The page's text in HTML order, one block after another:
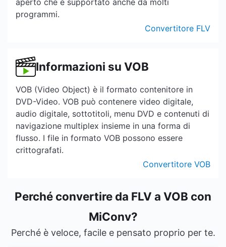
aperto che è supportato anche da molti
programmi.
Convertitore FLV
Informazioni su VOB
VOB (Video Object) è il formato contenitore in
DVD-Video. VOB può contenere video digitale,
audio digitale, sottotitoli, menu DVD e contenuti di
navigazione multiplex insieme in una forma di
flusso. I file in formato VOB possono essere
crittografati.
Convertitore VOB
Perché convertire da FLV a VOB con
MiConv?
Perché è veloce, facile e pensato proprio per te.